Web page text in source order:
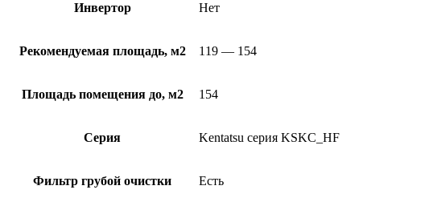
Инвертор Нет
Рекомендуемая площадь, м2 119 — 154
Площадь помещения до, м2 154
Серия Kentatsu серия KSKC_HF
Фильтр грубой очистки Есть